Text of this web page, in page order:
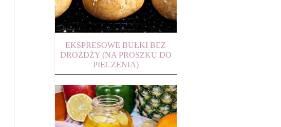
EKSPRESOWE BUŁKI BEZ
DROŻDŻY (NA PROSZKU DO
PIECZENIA)